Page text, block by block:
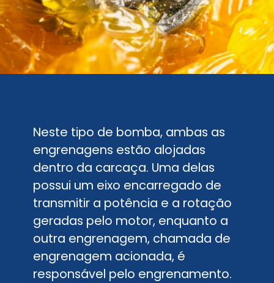
Neste tipo de bomba, ambas as
engrenagens estão alojadas
dentro da carcaça. Uma delas
possui um eixo encarregado de
transmitir a potência e a rotação
geradas pelo motor, enquanto a
outra engrenagem, chamada de
engrenagem acionada, é
responsável pelo engrenamento.